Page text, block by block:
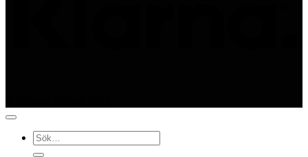
Sök
efter: